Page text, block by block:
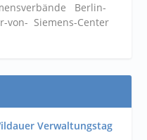
Berlin-
von- Siemens-Center
Verwaltungstag